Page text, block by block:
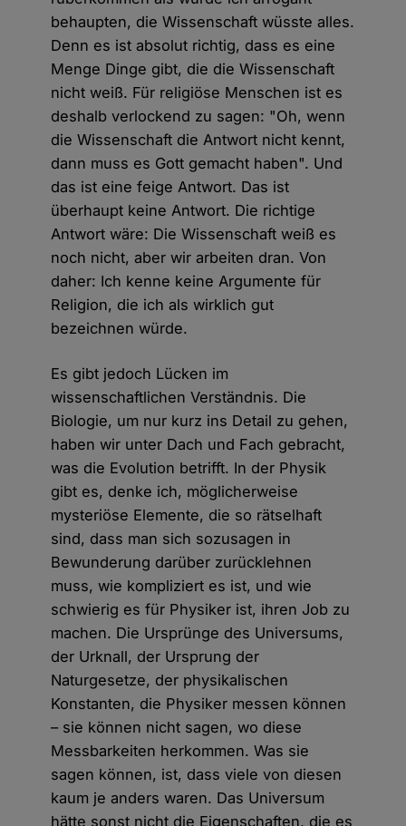
behaupten, die Wissenschaft wüsste alles.
Denn es ist absolut richtig, dass es eine
Menge Dinge gibt, die die Wissenschaft
nicht weiß. Für religiöse Menschen ist es
deshalb verlockend zu sagen: "Oh, wenn
die Wissenschaft die Antwort nicht kennt,
dann muss es Gott gemacht haben". Und
das ist eine feige Antwort. Das ist
überhaupt keine Antwort. Die richtige
Antwort wäre: Die Wissenschaft weiß es
noch nicht, aber wir arbeiten dran. Von
daher: Ich kenne keine Argumente für
Religion, die ich als wirklich gut
bezeichnen würde.
Es gibt jedoch Lücken im
wissenschaftlichen Verständnis. Die
Biologie, um nur kurz ins Detail zu gehen,
haben wir unter Dach und Fach gebracht,
was die Evolution betrifft. In der Physik
gibt es, denke ich, möglicherweise
mysteriöse Elemente, die so rätselhaft
sind, dass man sich sozusagen in
Bewunderung darüber zurücklehnen
muss, wie kompliziert es ist, und wie
schwierig es für Physiker ist, ihren Job zu
machen. Die Ursprünge des Universums,
der Urknall, der Ursprung der
Naturgesetze, der physikalischen
Konstanten, die Physiker messen können
– sie können nicht sagen, wo diese
Messbarkeiten herkommen. Was sie
sagen können, ist, dass viele von diesen
kaum je anders waren. Das Universum
hätte sonst nicht die Eigenschaften, die es